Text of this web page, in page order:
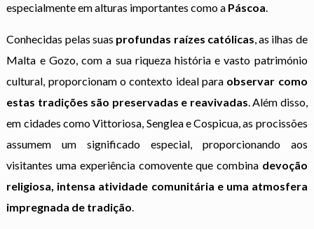
especialmente em alturas importantes como a Páscoa.
Conhecidas pelas suas profundas raízes católicas, as ilhas de
Malta e Gozo, com a sua riqueza história e vasto património
cultural, proporcionam o contexto ideal para observar como
estas tradições são preservadas e reavivadas. Além disso,
em cidades como Vittoriosa, Senglea e Cospicua, as procissões
assumem um significado especial, proporcionando aos
visitantes uma experiência comovente que combina devoção
religiosa, intensa atividade comunitária e uma atmosfera
impregnada de tradição.